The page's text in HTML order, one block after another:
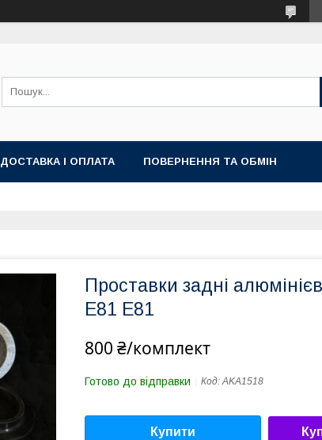
ДОСТАВКА І ОПЛАТА ПОВЕРНЕННЯ ТА ОБМІН
Проставки задні
E81 Е81
800 ₴/комплект
Готово до відправки Код:AKA1518
Купити